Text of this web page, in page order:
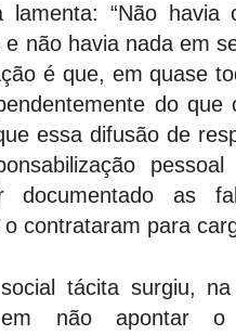
lamenta: “Não
e não havia nada em
é que, em quase
do
essa difusão de
documentado as
contrataram para
tácita surgiu,
em não apontar